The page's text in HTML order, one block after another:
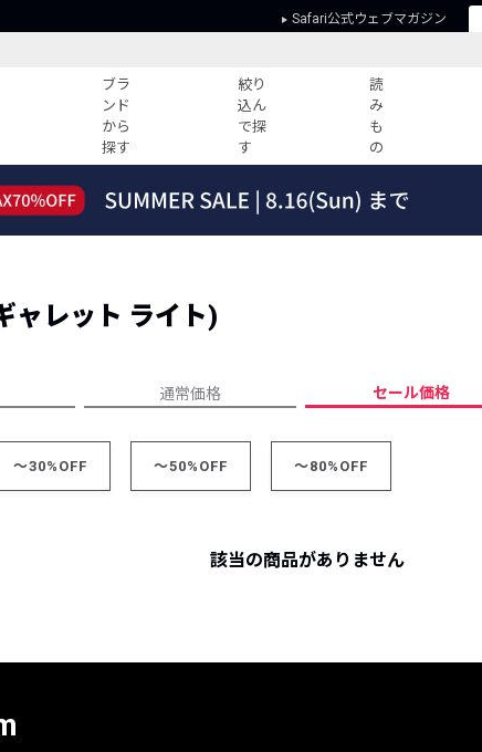
Safari公式ウェブマガジン
ブラ
ンド
から
探す
絞り
込ん
で探
す
読
み
も
の
すべての記事
ーデ紹介
HOTなコーデ TOP20
人気記事ランキング
ウィークリーコーデ
プライバシーポリシー
ャレット ライト)
通常価格 セール価格
～30%OFF ～50%OFF ～80%OFF
該当の商品がありません